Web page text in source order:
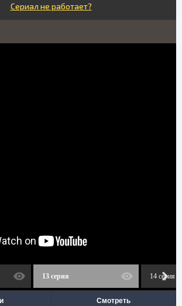
Сериал не работает?
13 серия 14 серия
Смотреть